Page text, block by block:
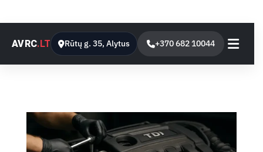
AVRC.LT Rūtų g. 35, Alytus +370 682 10044